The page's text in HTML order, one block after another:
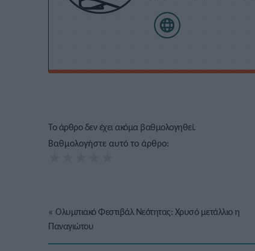
Το άρθρο δεν έχει ακόμα βαθμολογηθεί.
Βαθμολογήστε αυτό το άρθρο:
« Ολυμπιακό Φεστιβάλ Νεότητας: Χρυσό μετάλλιο η
Παναγιώτου